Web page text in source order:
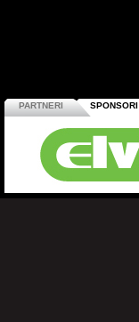
PARTNERI SPONSORI